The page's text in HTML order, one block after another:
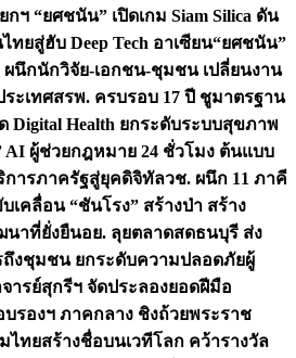
กฯ “ยศชนัน” เปิดเกม Siam Silica ดัน
ยสู่ฮับ Deep Tech อาเซียน“ยศชนัน”
ผนึกนักวิจัย-เอกชน-ชุมชน เปลี่ยนงาน
ะเทศสรพ. ครบรอบ 17 ปี ชูมาตรฐาน
Digital Health ยกระดับระบบสุขภาพ
AI ผู้ช่วยกฎหมาย 24 ชั่วโมง ต้นแบบ
การภาครัฐสู่ยุคดิจิทัลวช. ผนึก 11 ภาคี
เคลื่อน “ชันโรง” สร้างป่า สร้าง
นาที่ยั่งยืนอย. ลุยตลาดสดธนบุรี ส่ง
ถึงชุมชน ยกระดับความปลอดภัยผู้
ารย์สุกรีฯ จัดประลองยอดฝีมือ
บรองฯ ภาคกลาง ชิงถ้วยพระราช
ไทยสร้างชื่อบนเวทีโลก คว้ารางวัล